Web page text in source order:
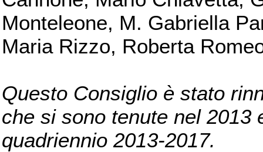
Monteleone, M. Gabriella
Maria Rizzo, Roberta
Questo Consiglio è stato
che si sono tenute nel 2013
quadriennio 2013-2017.